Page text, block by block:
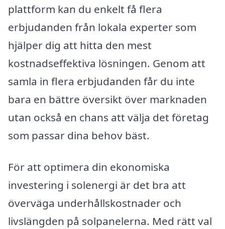
plattform kan du enkelt få flera
erbjudanden från lokala experter som
hjälper dig att hitta den mest
kostnadseffektiva lösningen. Genom att
samla in flera erbjudanden får du inte
bara en bättre översikt över marknaden
utan också en chans att välja det företag
som passar dina behov bäst.
För att optimera din ekonomiska
investering i solenergi är det bra att
överväga underhållskostnader och
livslängden på solpanelerna. Med rätt val